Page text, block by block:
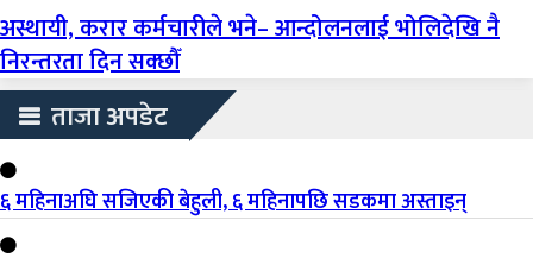
अस्थायी, करार कर्मचारीले भने– आन्दोलनलाई भोलिदेखि नै
निरन्तरता दिन सक्छौँ
ताजा अपडेट
६ महिनाअघि सजिएकी बेहुली, ६ महिनापछि सडकमा अस्ताइन्